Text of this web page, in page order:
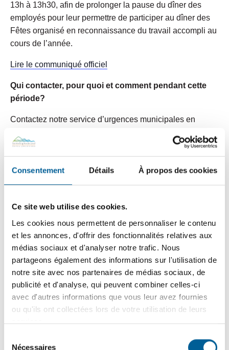
Consentement Détails À propos des cookies
Ce site web utilise des cookies.
Les cookies nous permettent de personnaliser le contenu
et les annonces, d'offrir des fonctionnalités relatives aux
médias sociaux et d'analyser notre trafic. Nous
partageons également des informations sur l'utilisation de
notre site avec nos partenaires de médias sociaux, de
publicité et d'analyse, qui peuvent combiner celles-ci
avec d'autres informations que vous leur avez fournies
ou qu'ils ont collectées lors de votre utilisation de leurs
services.
Nécessaires
13h à 13h30, afin de prolonger la pause du dîner des
employés pour leur permettre de participer au dîner des
Fêtes organisé en reconnaissance du travail accompli au
cours de l’année.
Lire le communiqué officiel
Qui contacter, pour quoi et comment pendant cette
période?
Contactez notre service d’urgences municipales en
problème lié :
Au réseau d’aqueduc municipal;
Au réseau d’égout municipal;
Aux collectes des ordures, du recyclage et des
matières compostables;
À une rue impraticable en raison des conditions
météorologiques ou autres.
Nous vous remercions pour votre compréhension.